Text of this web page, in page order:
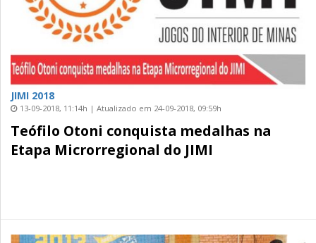
JIMI 2018
13-09-2018, 11:14h | Atualizado em 24-09-2018, 09:59h
Teófilo Otoni conquista medalhas na
Etapa Microrregional do JIMI